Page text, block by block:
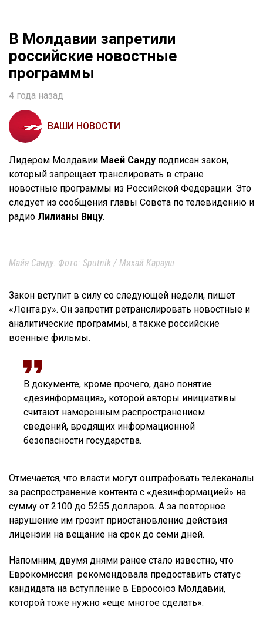
В Молдавии запретили
российские новостные
программы
4 года назад
ВАШИ НОВОСТИ
Лидером Молдавии Маей Санду подписан закон,
который запрещает транслировать в стране
новостные программы из Российской Федерации. Это
следует из сообщения главы Совета по телевидению и
радио Лилианы Вицу.
Майя Санду. Фото: Sputnik / Михай Карауш
Закон вступит в силу со следующей недели, пишет
«Лента.ру». Он запретит ретранслировать новостные и
аналитические программы, а также российские
военные фильмы.
В документе, кроме прочего, дано понятие
«дезинформация», которой авторы инициативы
считают намеренным распространением
сведений, вредящих информационной
безопасности государства.
Отмечается, что власти могут оштрафовать телеканалы
за распространение контента с «дезинформацией» на
сумму от 2100 до 5255 долларов. А за повторное
нарушение им грозит приостановление действия
лицензии на вещание на срок до семи дней.
Напомним, двумя днями ранее стало известно, что
Еврокомиссия рекомендовала предоставить статус
кандидата на вступление в Евросоюз Молдавии,
которой тоже нужно «еще многое сделать».